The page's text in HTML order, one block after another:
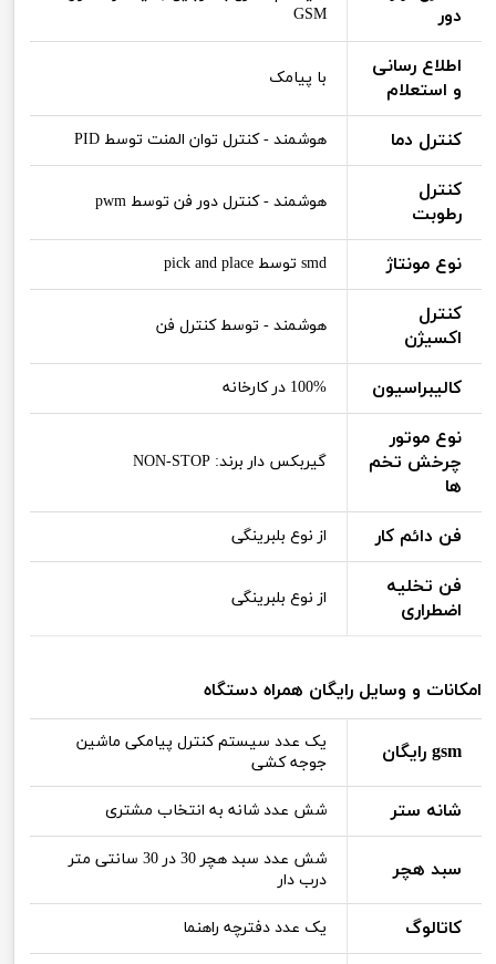
دور
GSM
اطلاع رسانی
و استعلام
با پیامک
کنترل دما هوشمند - کنترل توان المنت توسط PID
کنترل
رطوبت
هوشمند - کنترل دور فن توسط pwm
نوع مونتاژ smd توسط pick and place
کنترل
اکسیژن
هوشمند - توسط کنترل فن
کالیبراسیون 100% در کارخانه
نوع موتور
چرخش تخم
ها
گیربکس دار برند: NON-STOP
فن دائم کار از نوع بلبرینگی
فن تخلیه
اضطراری
از نوع بلبرینگی
امکانات و وسایل رایگان همراه دستگاه
gsm رایگان
یک عدد سیستم کنترل پیامکی ماشین
جوجه کشی
شانه ستر شش عدد شانه به انتخاب مشتری
سبد هچر
شش عدد سبد هچر 30 در 30 سانتی متر
درب دار
کاتالوگ یک عدد دفترچه راهنما